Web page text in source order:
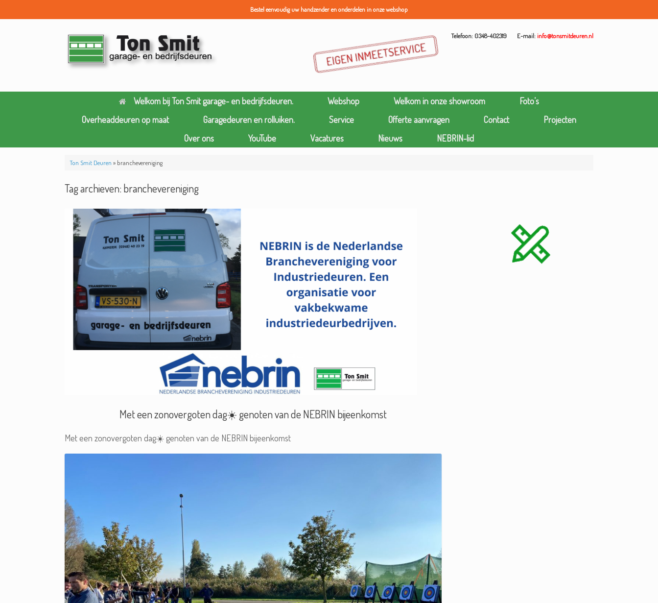
Bestel eenvoudig uw handzender en onderdelen in onze webshop
Telefoon: 0348-402319 E-mail:info@tonsmitdeuren.nl
Welkom bij Ton Smit garage- en bedrijfsdeuren. Webshop Welkom in onze showroom
Foto’s
Overheaddeuren op maat
Garagedeuren en rolluiken. Service Offerte aanvragen Contact
Projecten
Over ons
YouTube Vacatures Nieuws NEBRIN-lid
Ton Smit Deuren » branchevereniging
Tag archieven: branchevereniging
Met een zonovergoten dag☀️ genoten van de NEBRIN bijeenkomst
Met een zonovergoten dag☀️ genoten van de NEBRIN bijeenkomst